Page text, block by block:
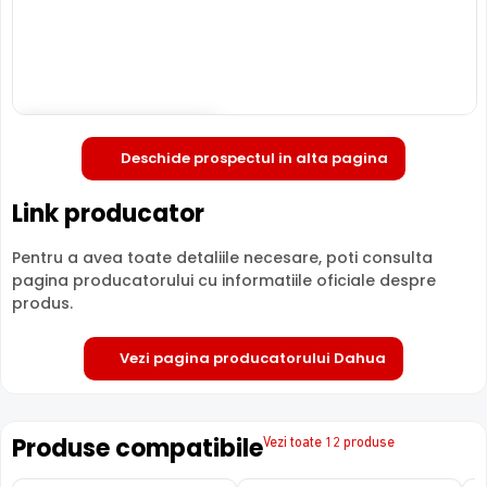
ofera un unghi fix de vizualizare, ce nu poate fi reglat in
momentul instalarii acesteia, fiind pretabila in
supravegherea generala a zonelor. Distanta focala este
Deschide prospectul in alta pagina
Link producator
Pentru a avea toate detaliile necesare, poti consulta
pagina producatorului cu informatiile oficiale despre
produs.
Vezi pagina producatorului Dahua
Produse compatibileVezi toate 12 produse